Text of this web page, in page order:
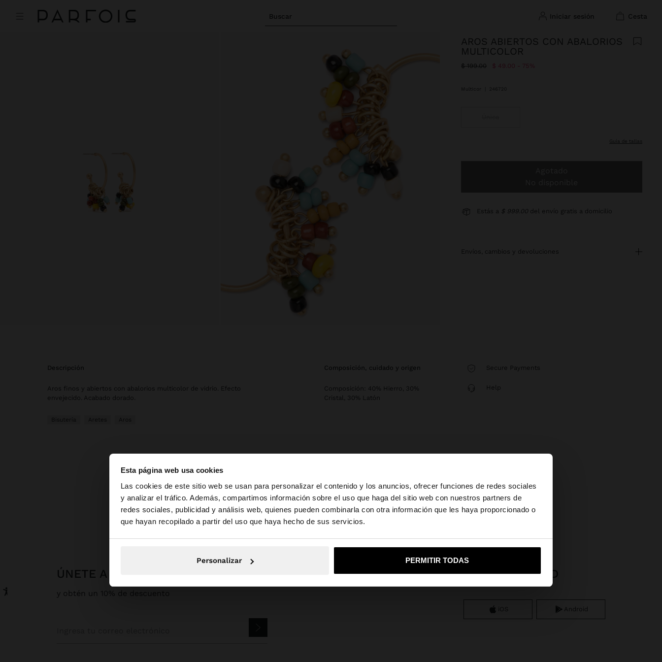
Esta página web usa cookies
Las cookies de este sitio web se usan para personalizar el contenido y los anuncios, ofrecer funciones de redes sociales
y analizar el tráfico. Además, compartimos información sobre el uso que haga del sitio web con nuestros partners de
redes sociales, publicidad y análisis web, quienes pueden combinarla con otra información que les haya proporcionado o
que hayan recopilado a partir del uso que haya hecho de sus servicios.
Personalizar PERMITIR TODAS
Buscar iniciar sesión cesta
hola ×
Estás accediendo a la web de Mexico. ¿Quieres ir a la web de United States?
No, continuar en la web de Mexico Sí, llévame a United States
AROS ABIERTOS CON ABALORIOS
MULTICOLOR
Precio rebajado de
$ 199.00A $ 49.00 75%
Multicor 246720
guía de tallas
Estás a $ 999.00 del envío gratis a domicilio
envíos, cambios y devoluciones
descripción
Aros finos y abiertos con abalorios multicolor de vidrio. Efecto
envejecido. Acabado dorado.
Bisutería Aretes
composición, cuidado y origen
Composición: 40% Hierro, 30%
Cristal, 30% Latón
Secure Payments
Help
Parfois Bisutería Aretes Aros aros abiertos con abalorios multicolor
ÚNETE A NUESTRA NEWSLETTER
y obtén un 10% de descuento
APP DOWNLOAD
iOS Android